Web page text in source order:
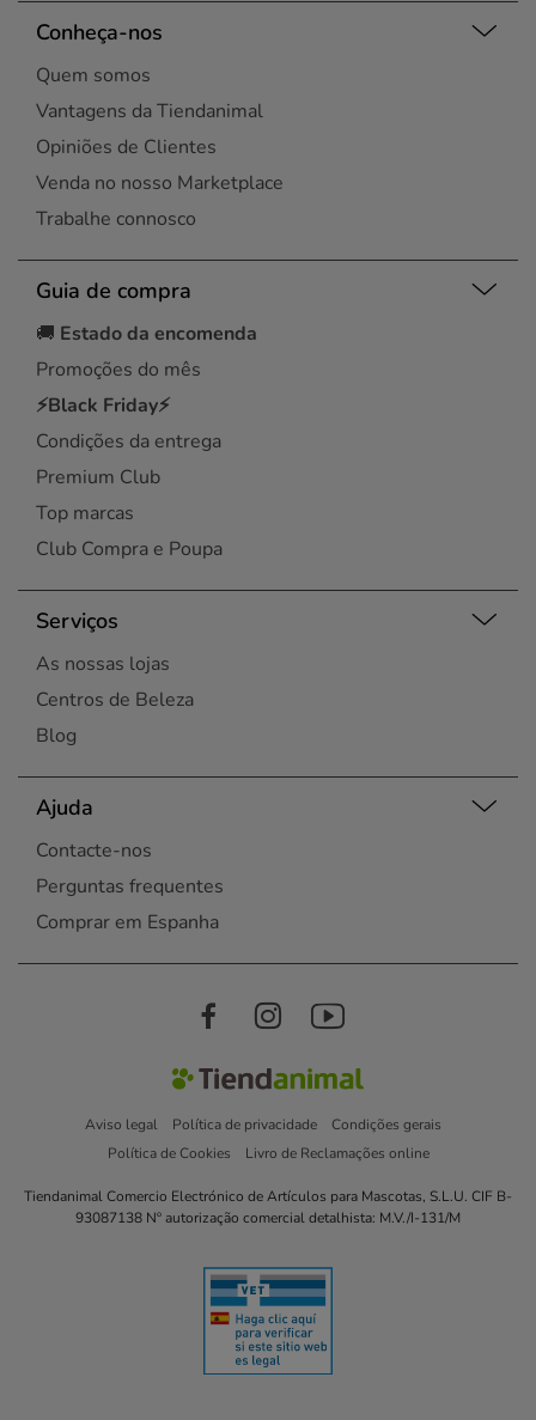
Conheça-nos
Quem somos
Vantagens da Tiendanimal
Opiniões de Clientes
Venda no nosso Marketplace
Trabalhe connosco
Guia de compra
🚚 Estado da encomenda
Promoções do mês
⚡Black Friday⚡
Condições da entrega
Premium Club
Top marcas
Club Compra e Poupa
Serviços
As nossas lojas
Centros de Beleza
Blog
Ajuda
Contacte-nos
Perguntas frequentes
Comprar em Espanha
Aviso legal Política de privacidade
Condições gerais
Política de Cookies
Livro de Reclamações online
Tiendanimal Comercio Electrónico de Artículos para Mascotas, S.L.U. CIF B-
93087138 Nº autorização comercial detalhista: M.V./I-131/M